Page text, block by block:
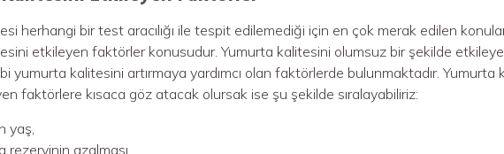
herhangi bir test aracılığı ile tespit edilemediği için en çok merak edilen
etkileyen faktörler konusudur. Yumurta kalitesini olumsuz bir şekilde
yumurta kalitesini artırmaya yardımcı olan faktörlerde bulunmaktadır. Yumurta
faktörlere kısaca göz atacak olursak ise şu şekilde sıralayabiliriz:
yaş,
rezervinin azalması,